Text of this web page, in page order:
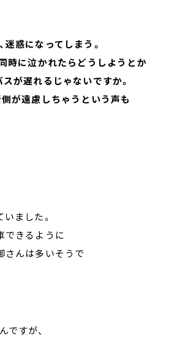
惑になってしまう。
時に泣かれたらどうしようとか
が遅れるじゃないですか。
が遠慮しちゃうという声も
ました。
できるように
さんは多いそうで
すが、